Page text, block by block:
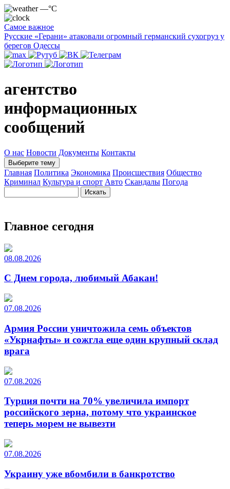
—°C
Самое важное
Русские «Герани» атаковали огромный германский сухогруз у
берегов Одессы
агентство
информационных
сообщений
О нас Новости Документы Контакты
Выберите тему
Главная Политика Экономика Происшествия Общество
Криминал Культура и спорт Авто Скандалы Погода
Главное сегодня
08.08.2026
С Днем города, любимый Абакан!
07.08.2026
Армия России уничтожила семь объектов
«Укрнафты» и сожгла еще один крупный склад
врага
07.08.2026
Турция почти на 70% увеличила импорт
российского зерна, потому что украинское
теперь морем не вывезти
07.08.2026
Украину уже вбомбили в банкротство